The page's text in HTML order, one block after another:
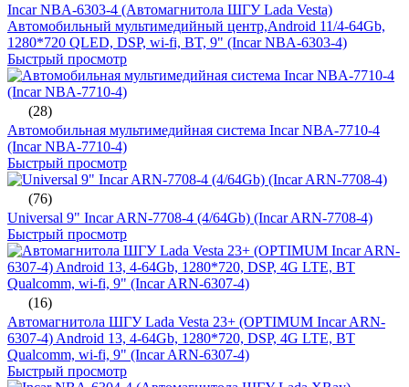
Incar NBA-6303-4 (Автомагнитола ШГУ Lada Vesta)
Автомобильный мультимедийный центр,Android 11/4-64Gb,
1280*720 QLED, DSP, wi-fi, BT, 9" (Incar NBA-6303-4)
Быстрый просмотр
(28)
Автомобильная мультимедийная система Incar NBA-7710-4
(Incar NBA-7710-4)
Быстрый просмотр
(76)
Universal 9" Incar ARN-7708-4 (4/64Gb) (Incar ARN-7708-4)
Быстрый просмотр
(16)
Автомагнитола ШГУ Lada Vesta 23+ (OPTIMUM Incar ARN-
6307-4) Android 13, 4-64Gb, 1280*720, DSP, 4G LTE, BT
Qualcomm, wi-fi, 9" (Incar ARN-6307-4)
Быстрый просмотр